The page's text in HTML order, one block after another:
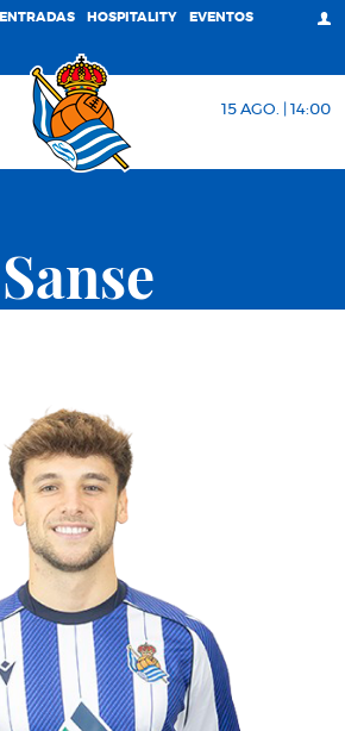
ENTRADAS HOSPITALITY EVENTOS
15 AGO. | 14:00
Sanse